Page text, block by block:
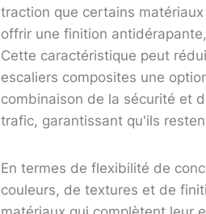
traction que certains
offrir une finition
Cette caractéristique peut
escaliers composites une
combinaison de la sécurité et
trafic, garantissant qu'ils
En termes de flexibilité de
couleurs, de textures et de